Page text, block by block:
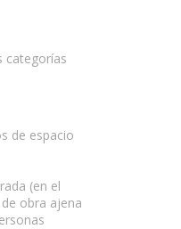
categorías
de espacio
(en el
obra ajena